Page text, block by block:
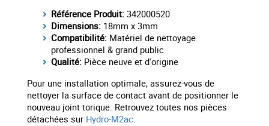
Référence Produit: 342000520
Dimensions: 18mm x 3mm
Compatibilité: Matériel de nettoyage
professionnel & grand public
Qualité: Pièce neuve et d'origine
Pour une installation optimale, assurez-vous de
nettoyer la surface de contact avant de positionner le
nouveau joint torique. Retrouvez toutes nos pièces
détachées sur Hydro-M2ac.